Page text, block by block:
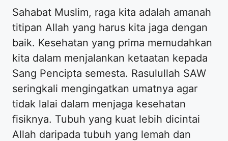
Sahabat Muslim, raga kita adalah amanah
titipan Allah yang harus kita jaga dengan
baik. Kesehatan yang prima memudahkan
kita dalam menjalankan ketaatan kepada
Sang Pencipta semesta. Rasulullah SAW
seringkali mengingatkan umatnya agar
tidak lalai dalam menjaga kesehatan
fisiknya. Tubuh yang kuat lebih dicintai
Allah daripada tubuh yang lemah dan